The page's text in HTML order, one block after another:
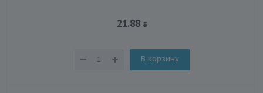
21.88
В корзину